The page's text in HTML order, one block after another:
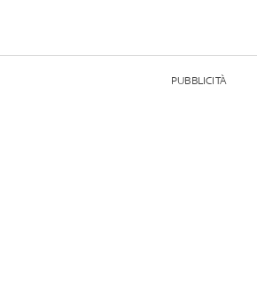
PUBBLICITÀ